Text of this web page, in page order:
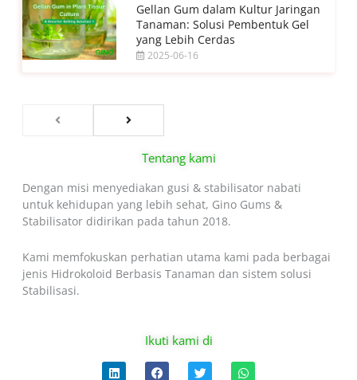
Gellan Gum dalam Kultur Jaringan
Tanaman: Solusi Pembentuk Gel
yang Lebih Cerdas
2025-06-16
Tentang kami
Dengan misi menyediakan gusi & stabilisator nabati
untuk kehidupan yang lebih sehat, Gino Gums &
Stabilisator didirikan pada tahun 2018.
Kami memfokuskan perhatian utama kami pada berbagai
jenis Hidrokoloid Berbasis Tanaman dan sistem solusi
Stabilisasi.
Ikuti kami di
L
F T W